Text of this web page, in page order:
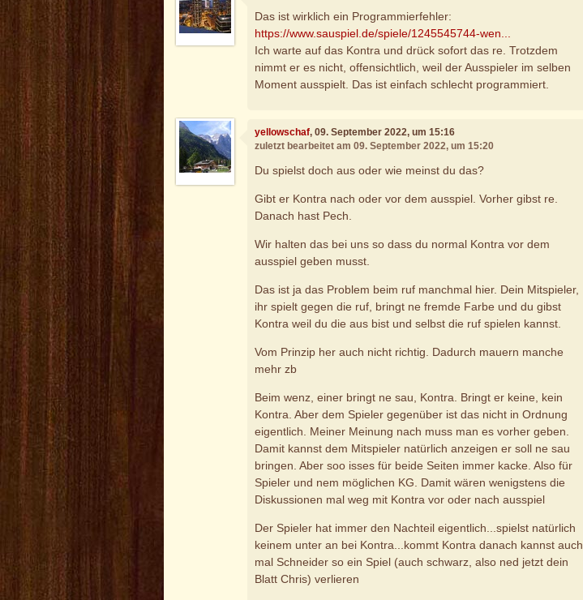
Das ist wirklich ein Programmierfehler:
https://www.sauspiel.de/spiele/1245545744-wen...
Ich warte auf das Kontra und drück sofort das re. Trotzdem
nimmt er es nicht, offensichtlich, weil der Ausspieler im selben
Moment ausspielt. Das ist einfach schlecht programmiert.
yellowschaf, 09. September 2022, um 15:16
zuletzt bearbeitet am 09. September 2022, um 15:20
Du spielst doch aus oder wie meinst du das?
Gibt er Kontra nach oder vor dem ausspiel. Vorher gibst re.
Danach hast Pech.
Wir halten das bei uns so dass du normal Kontra vor dem
ausspiel geben musst.
Das ist ja das Problem beim ruf manchmal hier. Dein Mitspieler,
ihr spielt gegen die ruf, bringt ne fremde Farbe und du gibst
Kontra weil du die aus bist und selbst die ruf spielen kannst.
Vom Prinzip her auch nicht richtig. Dadurch mauern manche
mehr zb
Beim wenz, einer bringt ne sau, Kontra. Bringt er keine, kein
Kontra. Aber dem Spieler gegenüber ist das nicht in Ordnung
eigentlich. Meiner Meinung nach muss man es vorher geben.
Damit kannst dem Mitspieler natürlich anzeigen er soll ne sau
bringen. Aber soo isses für beide Seiten immer kacke. Also für
Spieler und nem möglichen KG. Damit wären wenigstens die
Diskussionen mal weg mit Kontra vor oder nach ausspiel
Der Spieler hat immer den Nachteil eigentlich...spielst natürlich
keinem unter an bei Kontra...kommt Kontra danach kannst auch
mal Schneider so ein Spiel (auch schwarz, also ned jetzt dein
Blatt Chris) verlieren